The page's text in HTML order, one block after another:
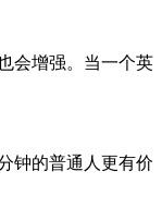
会增强。当一个英
钟的普通人更有价